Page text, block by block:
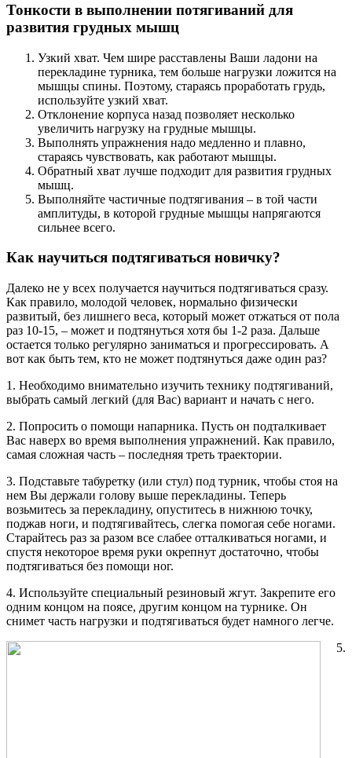
Тонкости в выполнении потягиваний для
развития грудных мышц
Узкий хват. Чем шире расставлены Ваши ладони на
перекладине турника, тем больше нагрузки ложится на
мышцы спины. Поэтому, стараясь проработать грудь,
используйте узкий хват.
Отклонение корпуса назад позволяет несколько
увеличить нагрузку на грудные мышцы.
Выполнять упражнения надо медленно и плавно,
стараясь чувствовать, как работают мышцы.
Обратный хват лучше подходит для развития грудных
мышц.
Выполняйте частичные подтягивания – в той части
амплитуды, в которой грудные мышцы напрягаются
сильнее всего.
Как научиться подтягиваться новичку?
Далеко не у всех получается научиться подтягиваться сразу.
Как правило, молодой человек, нормально физически
развитый, без лишнего веса, который может отжаться от пола
раз 10-15, – может и подтянуться хотя бы 1-2 раза. Дальше
остается только регулярно заниматься и прогрессировать. А
вот как быть тем, кто не может подтянуться даже один раз?
1. Необходимо внимательно изучить технику подтягиваний,
выбрать самый легкий (для Вас) вариант и начать с него.
2. Попросить о помощи напарника. Пусть он подталкивает
Вас наверх во время выполнения упражнений. Как правило,
самая сложная часть – последняя треть траектории.
3. Подставьте табуретку (или стул) под турник, чтобы стоя на
нем Вы держали голову выше перекладины. Теперь
возьмитесь за перекладину, опуститесь в нижнюю точку,
поджав ноги, и подтягивайтесь, слегка помогая себе ногами.
Старайтесь раз за разом все слабее отталкиваться ногами, и
спустя некоторое время руки окрепнут достаточно, чтобы
подтягиваться без помощи ног.
4. Используйте специальный резиновый жгут. Закрепите его
одним концом на поясе, другим концом на турнике. Он
снимет часть нагрузки и подтягиваться будет намного легче.
5.